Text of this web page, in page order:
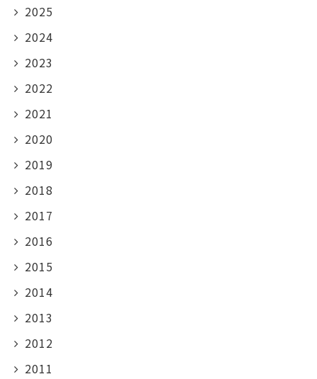
2025
2024
2023
2022
2021
2020
2019
2018
2017
2016
2015
2014
2013
2012
2011